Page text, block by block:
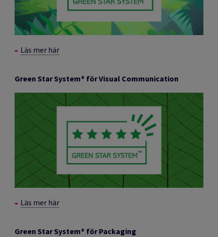
Läs mer här
Green Star System® för Visual Communication
Läs mer här
Green Star System® för Packaging